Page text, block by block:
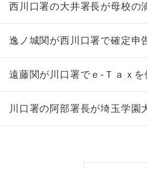
西川口署の大井署長が母校の
逸ノ城関が西川口署で確定申
遠藤関が川口署でｅ‐Ｔａｘを
川口署の阿部署長が埼玉学園